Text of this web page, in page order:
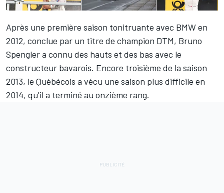
Après une première saison tonitruante avec BMW en
2012, conclue par un titre de champion DTM, Bruno
Spenglera connu des hauts et des bas avec le
constructeur bavarois. Encore troisième de la saison
2013, le Québécois a vécu une saison plus difficile en
2014, qu'il a terminé au onzième rang.